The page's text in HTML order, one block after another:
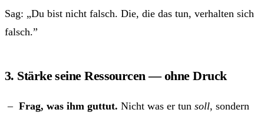
Sag: „Du bist nicht falsch. Die, die das tun, verhalten sich
falsch.”
3. Stärke seine Ressourcen — ohne Druck
Frag, was ihm guttut. Nicht was er tun soll, sondern